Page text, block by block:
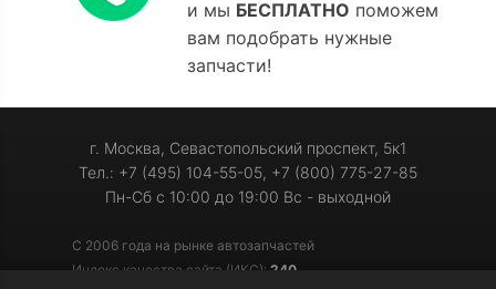
и мы БЕСПЛАТНО поможем
вам подобрать нужные
запчасти!
г. Москва, Севастопольский проспект, 5к1
Тел.: +7 (495) 104-55-05, +7 (800) 775-27-85
Пн-Сб с 10:00 до 19:00 Вс - выходной
С 2006 года на рынке автозапчастей
Индекс качества сайта (ИКС): 240